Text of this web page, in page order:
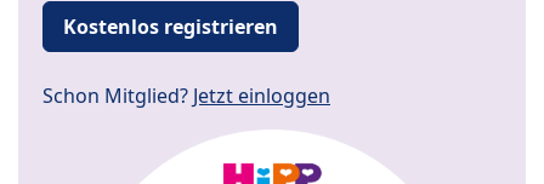
Kostenlos registrieren
Schon Mitglied? Jetzt einloggen